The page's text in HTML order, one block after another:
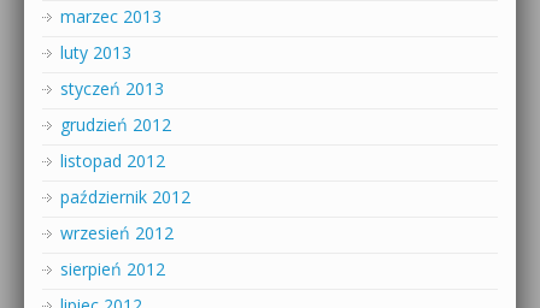
marzec 2013
luty 2013
styczeń 2013
grudzień 2012
listopad 2012
październik 2012
wrzesień 2012
sierpień 2012